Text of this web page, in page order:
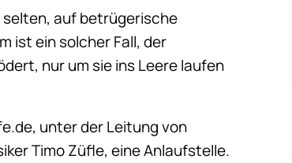
auf betrügerische
ist ein solcher Fall, der
nur um sie ins Leere laufen
unter der Leitung von
Timo Züfle, eine Anlaufstelle.